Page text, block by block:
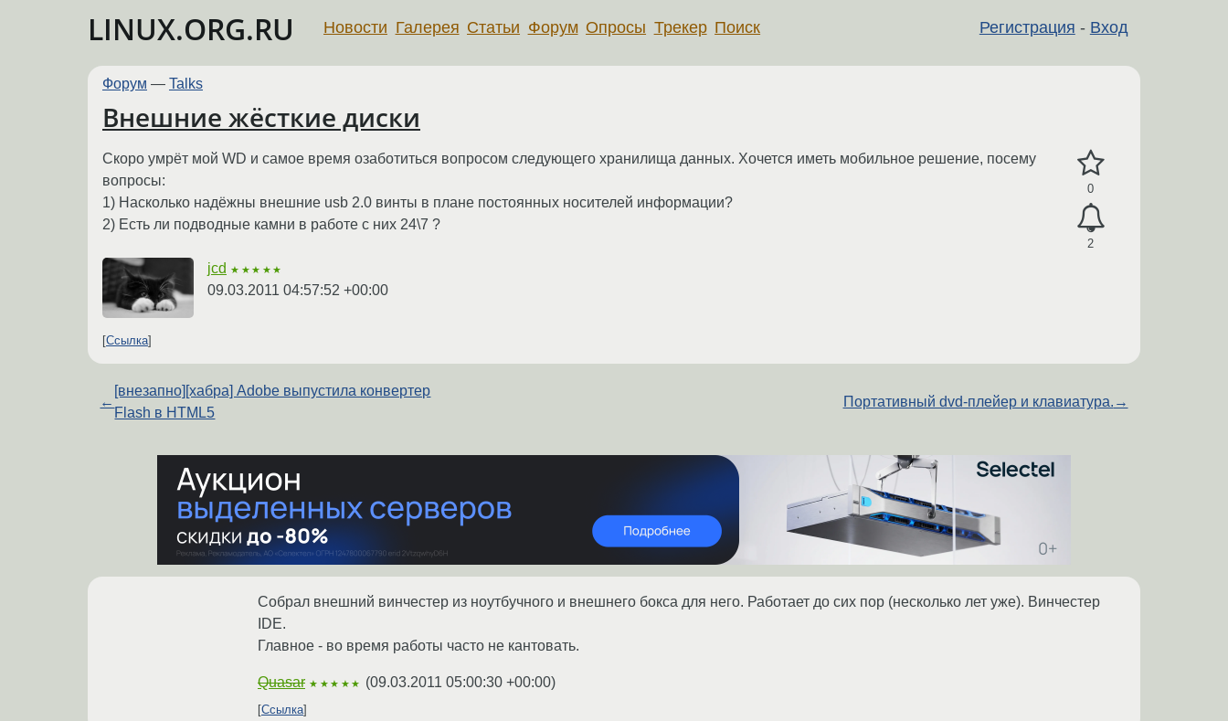
LINUX.ORG.RU Регистрация - Вход
Новости Галерея Статьи Форум Опросы Трекер Поиск
Форум — Talks
Внешние жёсткие диски
0
2
Скоро умрёт мой WD и самое время озаботиться вопросом следующего хранилища данных. Хочется иметь мобильное решение, посему
вопросы:
1) Насколько надёжны внешние usb 2.0 винты в плане постоянных носителей информации?
2) Есть ли подводные камни в работе с них 24\7 ?
jcd ★★★★★
09.03.2011 04:57:52 +00:00
Ссылка
←
[внезапно][хабра] Adobe выпустила конвертер
Flash в HTML5
Портативный dvd-плейер и клавиатура. →
Собрал внешний винчестер из ноутбучного и внешнего бокса для него. Работает до сих пор (несколько лет уже). Винчестер
IDE.
Главное - во время работы часто не кантовать.
Quasar ★★★★★ (09.03.2011 05:00:30 +00:00)
Ссылка